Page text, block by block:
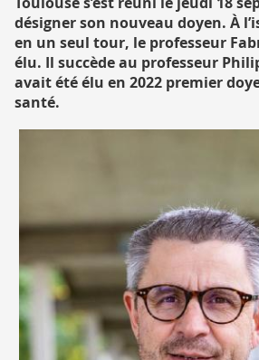
désigner son nouveau doyen. À
en un seul tour, le professeur
élu. Il succède au professeur
avait été élu en 2022 premier
santé.